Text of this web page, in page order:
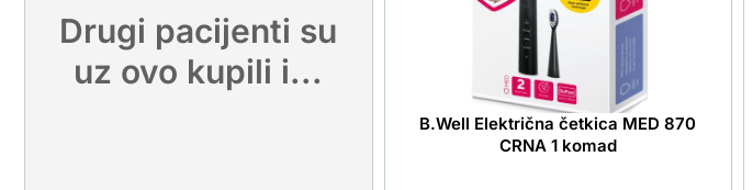
Drugi pacijenti su
uz ovo kupili i...
B.Well Električna četkica MED 870
CRNA 1 komad